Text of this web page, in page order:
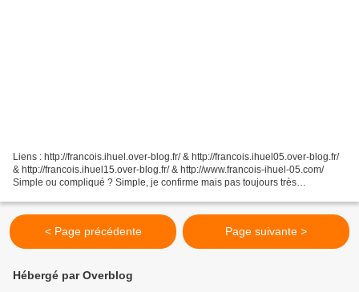
Liens : http://francois.ihuel.over-blog.fr/ & http://francois.ihuel05.over-blog.fr/
& http://francois.ihuel15.over-blog.fr/ & http://www.francois-ihuel-05.com/
Simple ou compliqué ? Simple, je confirme mais pas toujours très
< Page précédente Page suivante >
Hébergé par Overblog